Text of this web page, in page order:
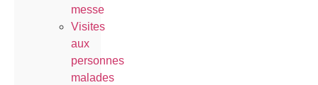
messe
Visites
aux
personnes
malades